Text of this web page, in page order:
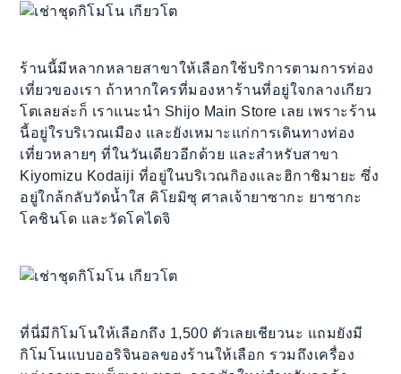
ร้านนี้มีหลากหลายสาขาให้เลือกใช้บริการตามการท่อง
เที่ยวของเรา ถ้าหากใครที่มองหาร้านที่อยู่ใจกลางเกียว
โตเลยล่ะก็ เราแนะนำ Shijo Main Store เลย เพราะร้าน
นี้อยู่ใรบริเวณเมือง และยังเหมาะแก่การเดินทางท่อง
เที่ยวหลายๆ ที่ในวันเดียวอีกด้วย และสำหรับสาขา
Kiyomizu Kodaiji ที่อยู่ในบริเวณกิองและฮิกาชิมายะ ซึ่ง
อยู่ใกล้กลับวัดน้ำใส คิโยมิซุ ศาลเจ้ายาซากะ ยาซากะ
โคชินโด และวัดโคไดจิ
ที่นี่มีกิโมโนให้เลือกถึง 1,500 ตัวเลยเชียวนะ แถมยังมี
กิโมโนแบบออริจินอลของร้านให้เลือก รวมถึงเครื่อง